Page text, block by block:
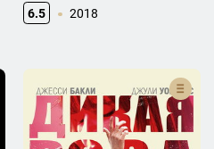
6.5 2018